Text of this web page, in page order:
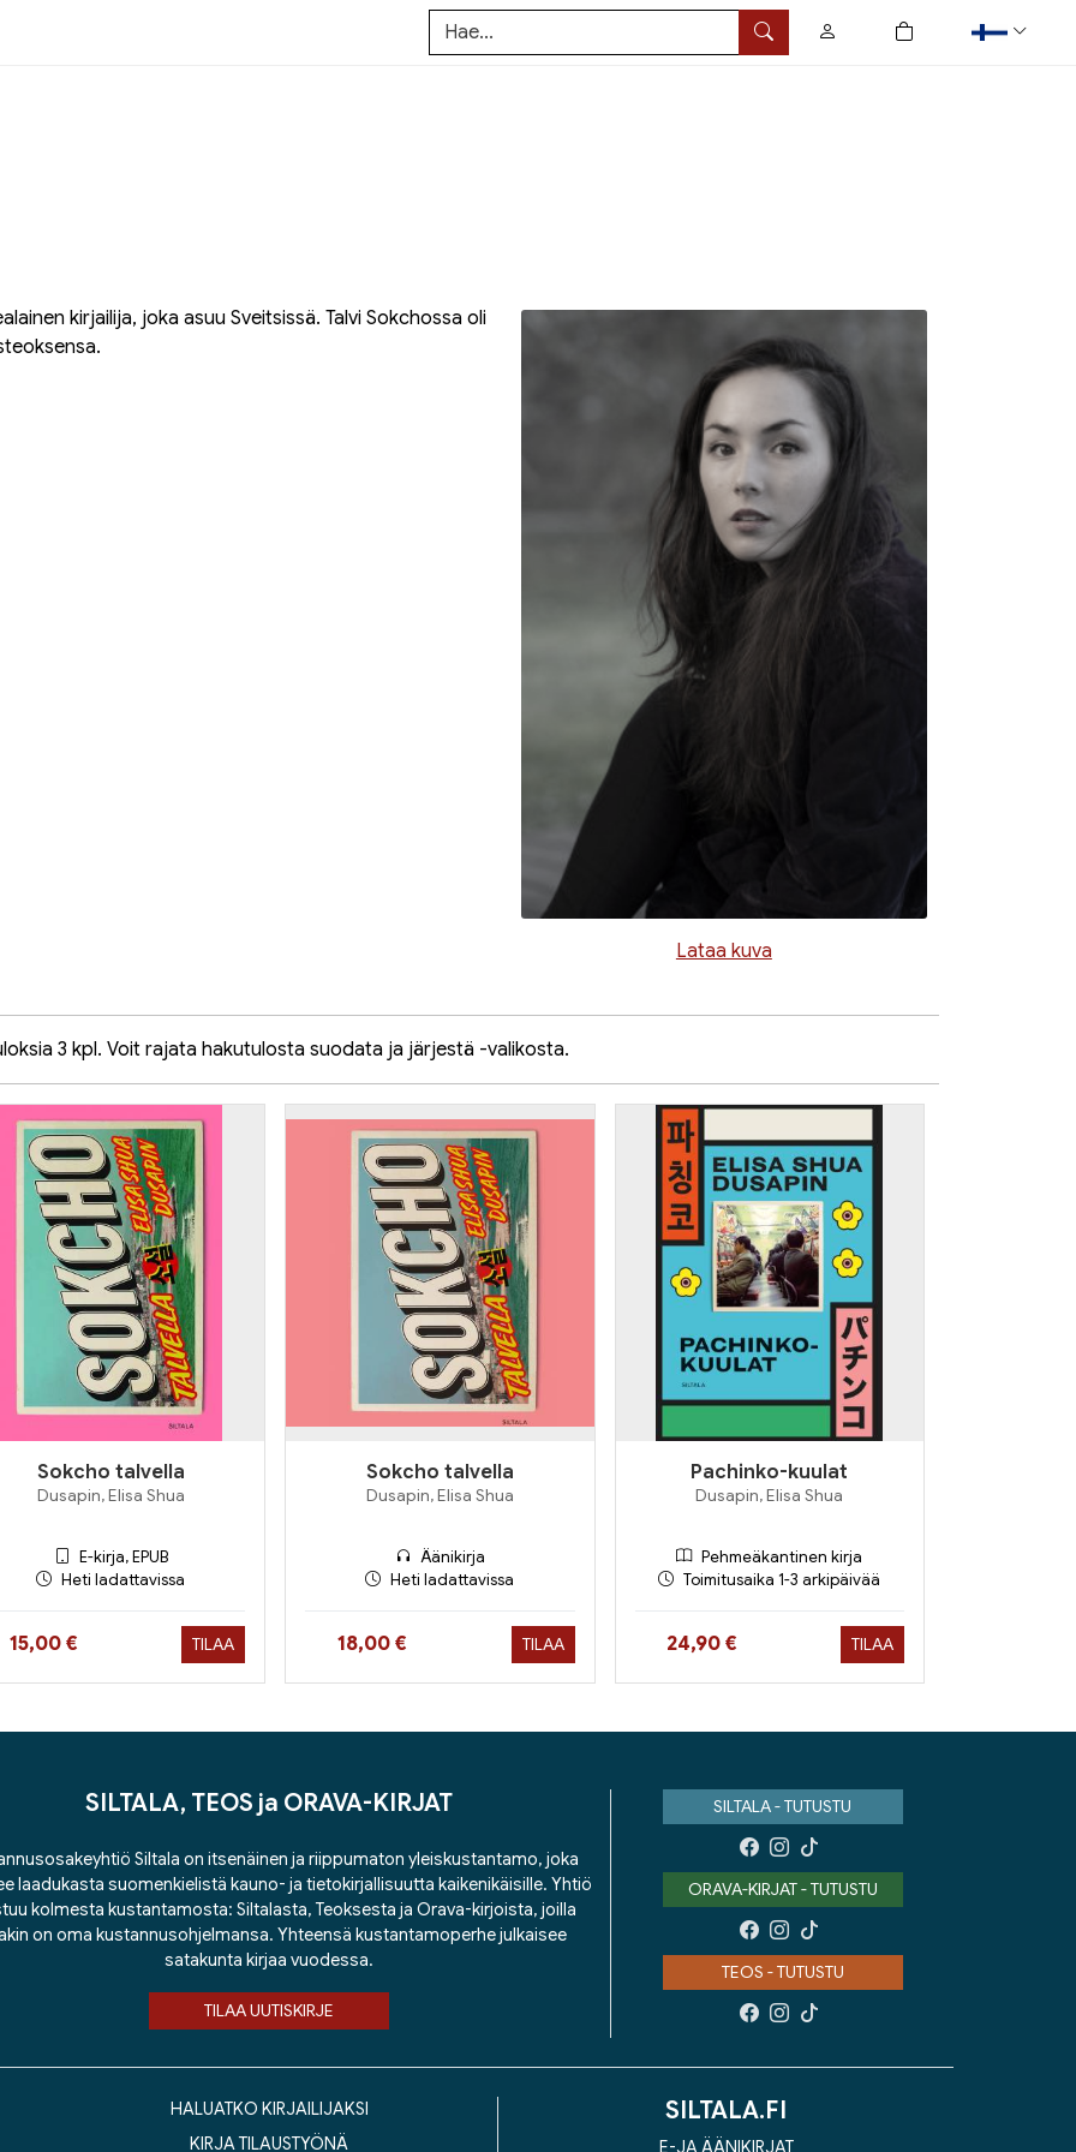
Hae
0
tuotetta ostoskorissa
Lataa kuva
kirjailija, joka asuu Sveitsissä. Talvi Sokchossa oli
3 kpl. Voit rajata hakutulosta suodata ja järjestä -valikosta.
Sokcho talvella
Dusapin, Elisa Shua
E-kirja, EPUB
Heti ladattavissa
Hinta nyt
15,00 € TILAA
Sokcho talvella
Dusapin, Elisa Shua
Äänikirja
Heti ladattavissa
Hinta nyt
18,00 € TILAA
Pachinko-kuulat
Dusapin, Elisa Shua
Pehmeäkantinen kirja
Toimitusaika 1-3 arkipäivää
Hinta nyt
24,90 € TILAA
SILTALA, TEOS ja ORAVA-KIRJAT
Siltala on itsenäinen ja riippumaton yleiskustantamo, joka
laadukasta suomenkielistä kauno- ja tietokirjallisuutta kaikenikäisille. Yhtiö
kolmesta kustantamosta: Siltalasta, Teoksesta ja Orava-kirjoista, joilla
on oma kustannusohjelmansa. Yhteensä kustantamoperhe julkaisee
satakunta kirjaa vuodessa.
TILAA UUTISKIRJE
SILTALA - TUTUSTU
ORAVA-KIRJAT - TUTUSTU
TEOS - TUTUSTU
HALUATKO KIRJAILIJAKSI
KIRJA TILAUSTYÖNÄ
SILTALA.FI
E-JA ÄÄNIKIRJAT